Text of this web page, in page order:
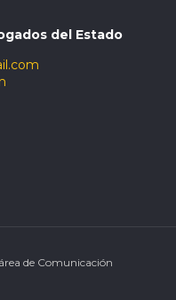
del Estado
de Comunicación